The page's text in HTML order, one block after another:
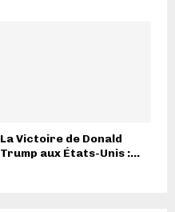
La Victoire de Donald
Trump aux États-Unis :...